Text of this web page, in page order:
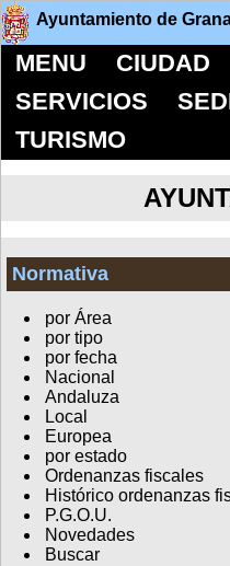
Ayuntamiento de
MENU CIUDAD
SERVICIOS
TURISMO
Normativa
por Área
por tipo
por fecha
Nacional
Andaluza
Local
Europea
por estado
Ordenanzas fiscales
Histórico ordenanzas
P.G.O.U.
Novedades
Buscar